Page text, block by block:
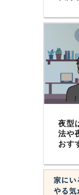
夜型
法や
おす